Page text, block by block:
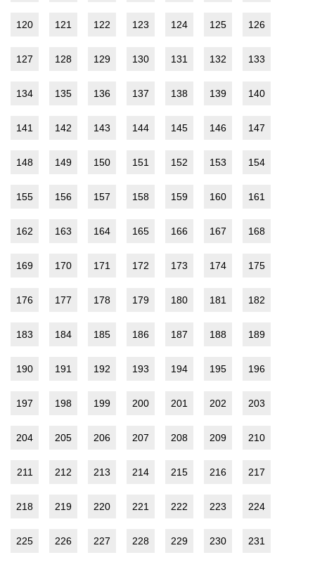
120 121 122 123 124 125 126
127 128 129 130 131 132 133
134 135 136 137 138 139 140
141 142 143 144 145 146 147
148 149 150 151 152 153 154
155 156 157 158 159 160 161
162 163 164 165 166 167 168
169 170 171 172 173 174 175
176 177 178 179 180 181 182
183 184 185 186 187 188 189
190 191 192 193 194 195 196
197 198 199 200 201 202 203
204 205 206 207 208 209 210
211 212 213 214 215 216 217
218 219 220 221 222 223 224
225 226 227 228 229 230 231